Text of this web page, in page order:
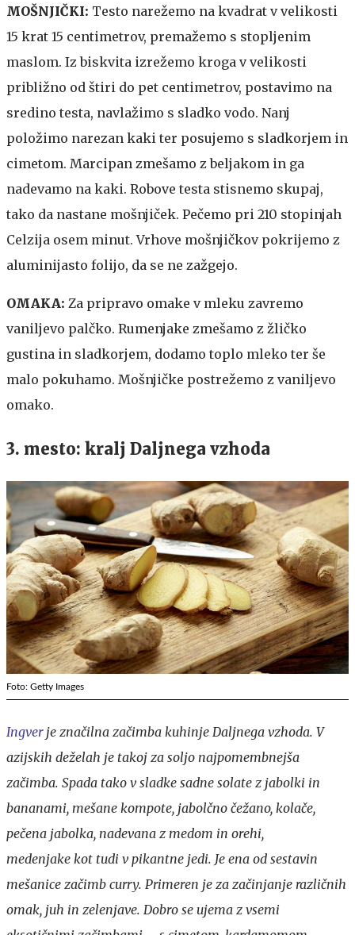
MOŠNJIČKI: Testo narežemo na kvadrat v velikosti
15 krat 15 centimetrov, premažemo s stopljenim
maslom. Iz biskvita izrežemo kroga v velikosti
približno od štiri do pet centimetrov, postavimo na
sredino testa, navlažimo s sladko vodo. Nanj
položimo narezan kaki ter posujemo s sladkorjem in
cimetom. Marcipan zmešamo z beljakom in ga
nadevamo na kaki. Robove testa stisnemo skupaj,
tako da nastane mošnjiček. Pečemo pri 210 stopinjah
Celzija osem minut. Vrhove mošnjičkov pokrijemo z
aluminijasto folijo, da se ne zažgejo.
OMAKA: Za pripravo omake v mleku zavremo
vaniljevo palčko. Rumenjake zmešamo z žličko
gustina in sladkorjem, dodamo toplo mleko ter še
malo pokuhamo. Mošnjičke postrežemo z vaniljevo
omako.
3. mesto: kralj Daljnega vzhoda
Foto: Getty Images
Ingverje značilna začimba kuhinje Daljnega vzhoda. V
azijskih deželah je takoj za soljo najpomembnejša
začimba. Spada tako v sladke sadne solate z jabolki in
bananami, mešane kompote, jabolčno čežano, kolače,
pečena jabolka, nadevana z medom in orehi,
medenjake kot tudi v pikantne jedi. Je ena od sestavin
mešanice začimb curry. Primeren je za začinjanje različnih
omak, juh in zelenjave. Dobro se ujema z vsemi